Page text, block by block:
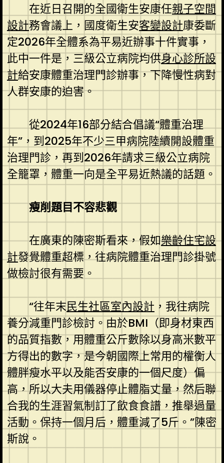
在近日召開的全國衛生安康任親子空間
設計務會議上，國度衛生安客變設計康委斷
定2026年全體系為平易近辦事十件實事，
此中一件是，三級公立病院均供身心診所設
計給安康體重治理門診辦事，下降慢性病對
人群安康的迫害。
從2024年16部分結合倡議“體重治理
年”，到2025年不少三甲病院陸續開設體重
治理門診，再到2026年請求三級公立病院
全籠罩，體重一向是全平易近熱議的話題。
瘦削題目不容悲觀
在廣東的陳密斯看來，假如樂齡住宅設
計發覺體重超標，往病院體重治理門診掛號
做檢討很有需要。
“往年末民生社區室內設計 ，我往病院
養分減重門診檢討。由於BMI（即身材東西
的品質指數，用體重公斤數除以身高米數平
方得出的數字，是今朝國際上常用的權衡人
體胖瘦水平以及能否安康的一個尺度）偏
高，所以大夫用儀器停止體脂丈量，然后聯
合我的生涯習氣制訂了飲食食譜，推舉過量
活動。保持一個月后，體重減了5斤。”陳密
斯說。